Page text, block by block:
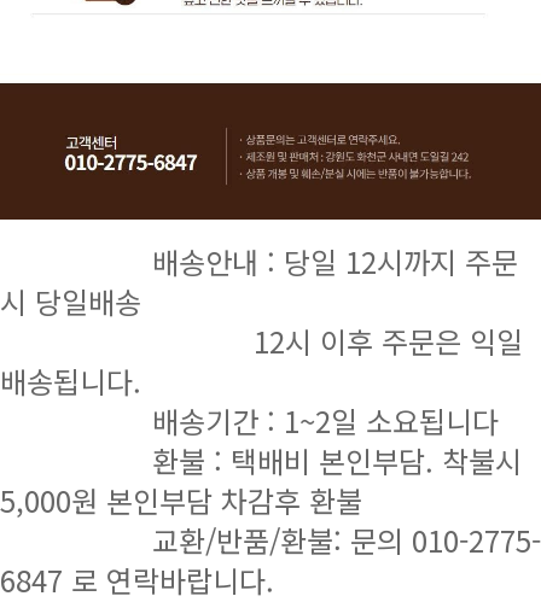
배송안내 : 당일 12시까지 주문
시 당일배송
12시 이후 주문은 익일
배송됩니다.
배송기간 : 1~2일 소요됩니다
환불 : 택배비 본인부담. 착불시
5,000원 본인부담 차감후 환불
교환/반품/환불: 문의 010-2775-
6847 로 연락바랍니다.